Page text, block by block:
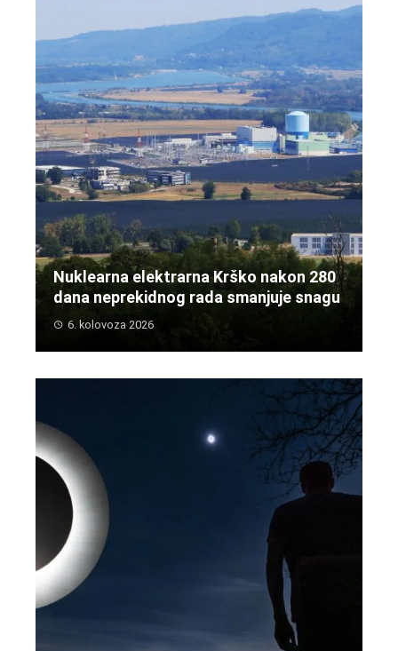
Nuklearna elektrarna Krško nakon 280
dana neprekidnog rada smanjuje snagu
6. kolovoza 2026